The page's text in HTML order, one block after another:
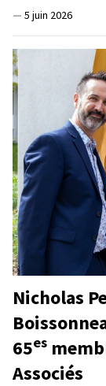
— 5 juin 2026
Nicholas
65es
Associés